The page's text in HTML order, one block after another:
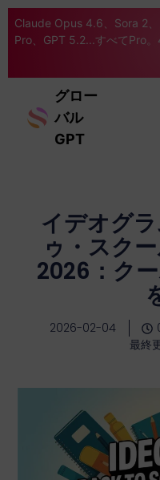
Claude Opus 4.6、Sora 2
Pro、GPT 5.2...すべてPro
グロー
バル
GPT
イデオグ
ゥ・スク
2026：ク
2026-02-04
最終